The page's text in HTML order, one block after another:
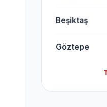
Beşiktaş
Göztepe